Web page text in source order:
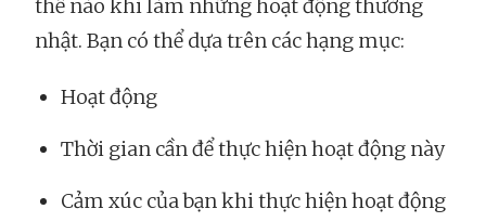
thế nào khi làm những hoạt động thường
nhật. Bạn có thể dựa trên các hạng mục:
Hoạt động
Thời gian cần để thực hiện hoạt động này
Cảm xúc của bạn khi thực hiện hoạt động